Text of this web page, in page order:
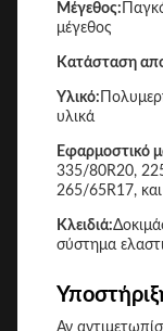
Μέγεθος:
μέγεθος
Κατάσταση
Υλικό:
υλικά
Εφαρμοστικό
335/80R20,
265/65R17,
Κλειδιά:
σύστημα
Αν